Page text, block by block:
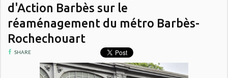
d'Action Barbès sur le
réaménagement du métro Barbès-
Rochechouart
SHARE